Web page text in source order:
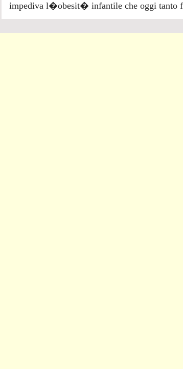
impediva l�obesit� infantile che oggi tanto